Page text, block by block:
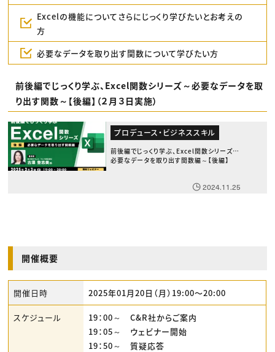
Excelの機能についてさらにじっくり学びたいとお考えの
方
必要なデータを取り出す関数について学びたい方
前後編でじっくり学ぶ、Excel関数シリーズ～必要なデータを取
り出す関数～【後編】（２月３日実施）
プロデュース・ビジネススキル
前後編でじっくり学ぶ、Excel関数シリーズ～
必要なデータを取り出す関数編～【後編】
2024.11.25
開催概要
開催日時 2025年01月20日（月）19:00〜20:00
スケジュール
19：00～ C&R社からご案内
19：05～ ウェビナー開始
19：50～ 質疑応答